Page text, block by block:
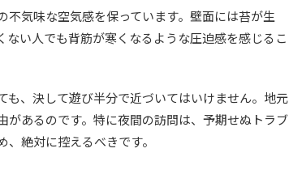
気味な空気感を保っています。壁面には苔が生
ない人でも背筋が寒くなるような圧迫感を感じるこ
も、決して遊び半分で近づいてはいけません。地元
があるのです。特に夜間の訪問は、予期せぬトラブ
絶対に控えるべきです。